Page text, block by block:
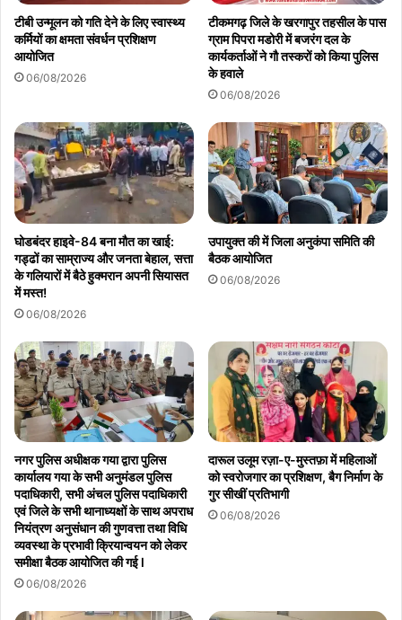
oplus_32
Copy URL
टीबी उन्मूलन को गति देने के लिए स्वास्थ्य
कर्मियों का क्षमता संवर्धन प्रशिक्षण
आयोजित
06/08/2026
टीकमगढ़ जिले के खरगापुर तहसील के पास
ग्राम पिपरा मडोरी में बजरंग दल के
कार्यकर्ताओं ने गौ तस्करों को किया पुलिस
के हवाले
06/08/2026
घोडबंदर हाइवे-84 बना मौत का खाई:
गड्ढों का साम्राज्य और जनता बेहाल, सत्ता
के गलियारों में बैठे हुक्मरान अपनी सियासत
में मस्त!
06/08/2026
उपायुक्त की में जिला अनुकंपा समिति की
बैठक आयोजित
06/08/2026
नगर पुलिस अधीक्षक गया द्वारा पुलिस
कार्यालय गया के सभी अनुमंडल पुलिस
पदाधिकारी, सभी अंचल पुलिस पदाधिकारी
एवं जिले के सभी थानाध्यक्षों के साथ अपराध
नियंत्रण अनुसंधान की गुणवत्ता तथा विधि
व्यवस्था के प्रभावी क्रियान्वयन को लेकर
समीक्षा बैठक आयोजित की गई l
06/08/2026
दारूल उलूम रज़ा-ए-मुस्तफ़ा में महिलाओं
को स्वरोजगार का प्रशिक्षण, बैग निर्माण के
गुर सीखीं प्रतिभागी
06/08/2026